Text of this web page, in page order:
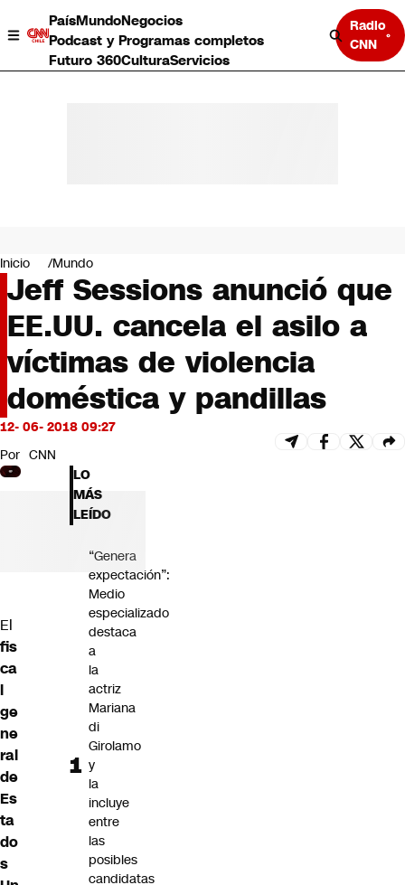
PaísMundoNegocios
Podcast y Programas completos
Futuro 360CulturaServicios
Radio
CNN
Negocios
Deportes
Programas completos
Cultura
Servicios
Bits
CNN tiempo
Futuro 360
Inicio Mundo
Jeff Sessions anunció que
EE.UU. cancela el asilo a
víctimas de violencia
doméstica y pandillas
12- 06- 2018 09:27
Por CNN
El
fis
ca
l
ge
ne
ral
de
Es
ta
do
s
LO
MÁS
LEÍDO
“Genera
expectación”:
Medio
especializado
destaca
a
la
actriz
Mariana
di
Girolamo
y
la
incluye
entre
las
posibles
candidatas